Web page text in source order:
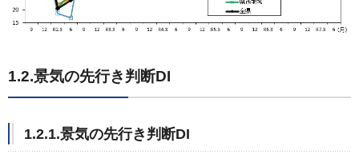
1.2.景気の先行き判断DI
1.2.1.景気の先行き判断DI